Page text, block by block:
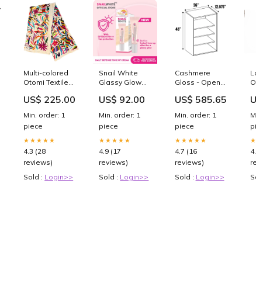
Multi-colored
Otomi Textile
US$ 225.00
Min. order: 1
piece
★★★★★
4.3 (28
reviews)
Sold : Login>>
Snail White
Glassy Glow
Cream SPF
30ml Perfect
Brows Liquid
Pen
US$ 92.00
Min. order: 1
piece
★★★★★
4.9 (17
reviews)
Sold : Login>>
Cashmere
Gloss - Open
High Wall - 48
36 Inch Width x
12.88 Inch
Depth - M14-
CBW3648
4501-0037-1
US$ 585.65
Min. order: 1
piece
★★★★★
4.7 (16
reviews)
Sold : Login>>